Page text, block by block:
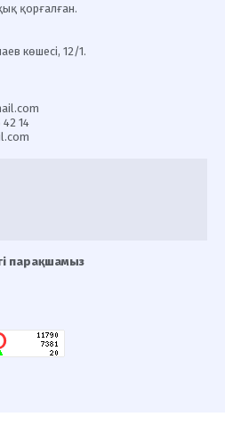
қорғалған.
көшесі, 12/1.
42 14
парақшамыз